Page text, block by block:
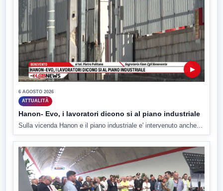
▶
6 AGOSTO 2026
ATTUALITÀ
Hanon- Evo, i lavoratori dicono si al piano industriale
Sulla vicenda Hanon e il piano industriale e' intervenuto anche...